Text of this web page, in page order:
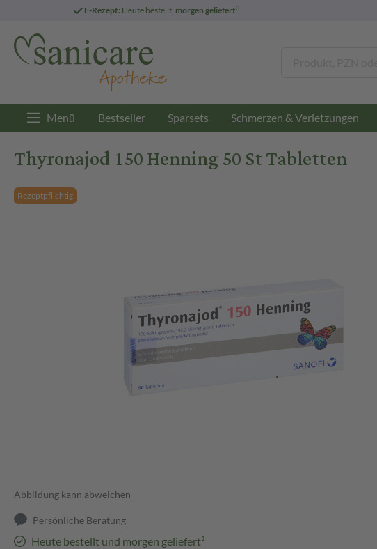
E-Rezept: Heute bestellt, morgen geliefert3
Menü Bestseller Sparsets Schmerzen & Verletzungen
Thyronajod 150 Henning 50 St Tabletten
Rezeptpflichtig
Abbildung kann abweichen
Persönliche Beratung
Heute bestellt und morgen geliefert³